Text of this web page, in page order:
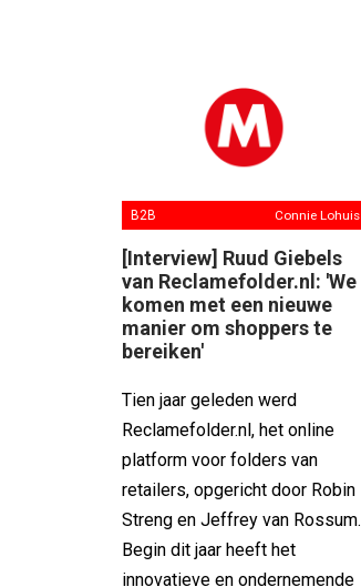
B2B Connie Lohuis
[Interview] Ruud Giebels
van Reclamefolder.nl: 'We
komen met een nieuwe
manier om shoppers te
bereiken'
Tien jaar geleden werd
Reclamefolder.nl, het online
platform voor folders van
retailers, opgericht door Robin
Streng en Jeffrey van Rossum.
Begin dit jaar heeft het
innovatieve en ondernemende